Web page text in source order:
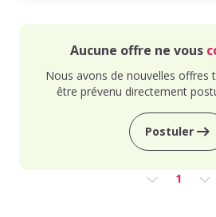
Aucune offre ne vous
Nous avons de nouvelles offres
être prévenu directement
Postuler
1